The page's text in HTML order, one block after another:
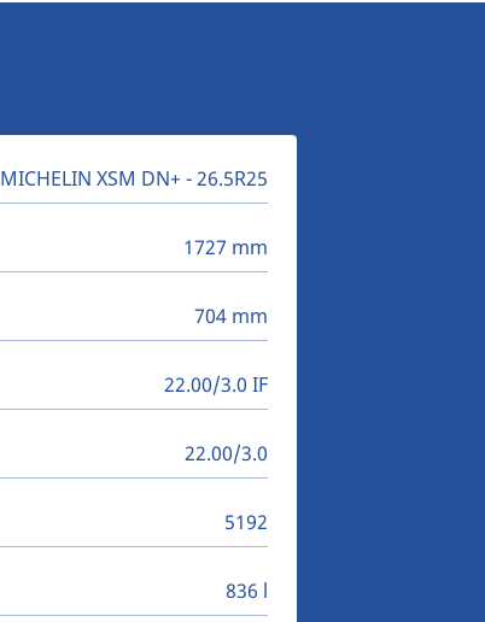
MICHELIN XSM DN+ - 26.5R25
1727 mm
704 mm
22.00/3.0 IF
22.00/3.0
5192
836 l